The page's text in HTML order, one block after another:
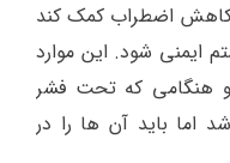
کاهش اضطراب کمک کند
ایمنی شود. این موارد
که تحت فشر
اما باید آن ها را در